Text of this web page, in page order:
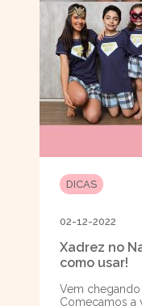
DICAS
02-12-2022
Xadrez no
como usar!
Vem
Começamos a